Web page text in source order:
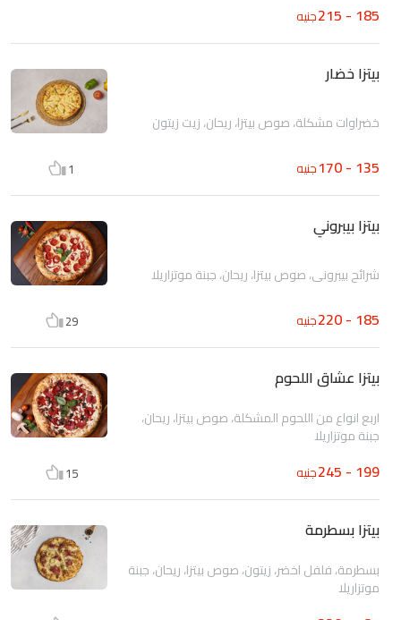
185 - 215 جنيه
بيتزا خضار
خضراوات مشكلة، صوص بيتزا، ريحان، زيت زيتون
135 - 170 جنيه 1
بيتزا بيبروني
شرائح بيبروني، صوص بيتزا، ريحان، جبنة موتزاريلا
185 - 220 جنيه 29
بيتزا عشاق اللحوم
اربع انواع من اللحوم المشكلة، صوص بيتزا، ريحان،
جبنة موتزاريلا
199 - 245 جنيه 15
بيتزا بسطرمة
بسطرمة، فلفل اخضر، زيتون، صوص بيتزا، ريحان، جبنة
موتزاريلا